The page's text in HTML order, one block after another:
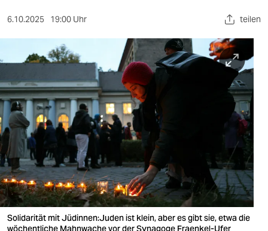
sport
berlin
nord
wahrheit
verlag
verlag
veranstaltungen
shop
6.10.2025 19:00 Uhr teilen
Solidarität mit Jü­din­nen:­Ju­den ist klein, aber es gibt sie, etwa die